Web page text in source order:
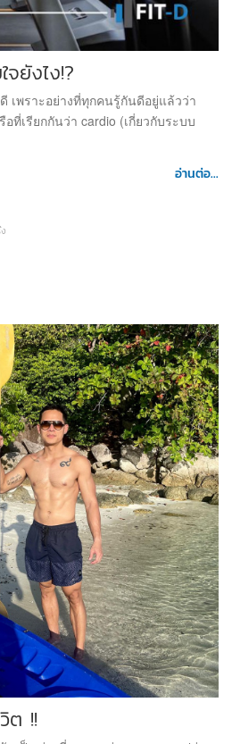
ยังไง!?
เพราะอย่างที่ทุกคนรู้กันดีอยู่แล้วว่า
ที่เรียกกันว่า cardio (เกี่ยวกับระบบ
อ่านต่อ...
ต !!